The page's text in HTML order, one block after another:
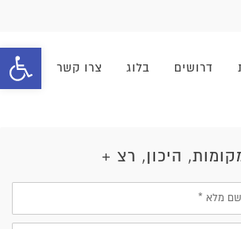
פתח דרושים בלוג צרו קשר
היכון, רצ +